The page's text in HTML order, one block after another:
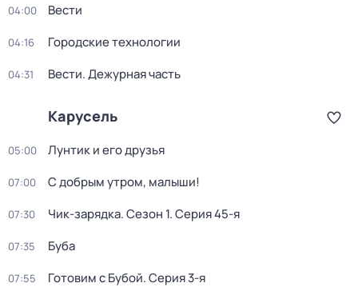
04:00 Вести
04:16 Городские технологии
04:31 Вести. Дежурная часть
Карусель
05:00 Лунтик и его друзья
07:00 С добрым утром, малыши!
07:30 Чик-зарядка. Сезон 1. Серия 45-я
07:35 Буба
07:55 Готовим с Бубой. Серия 3-я